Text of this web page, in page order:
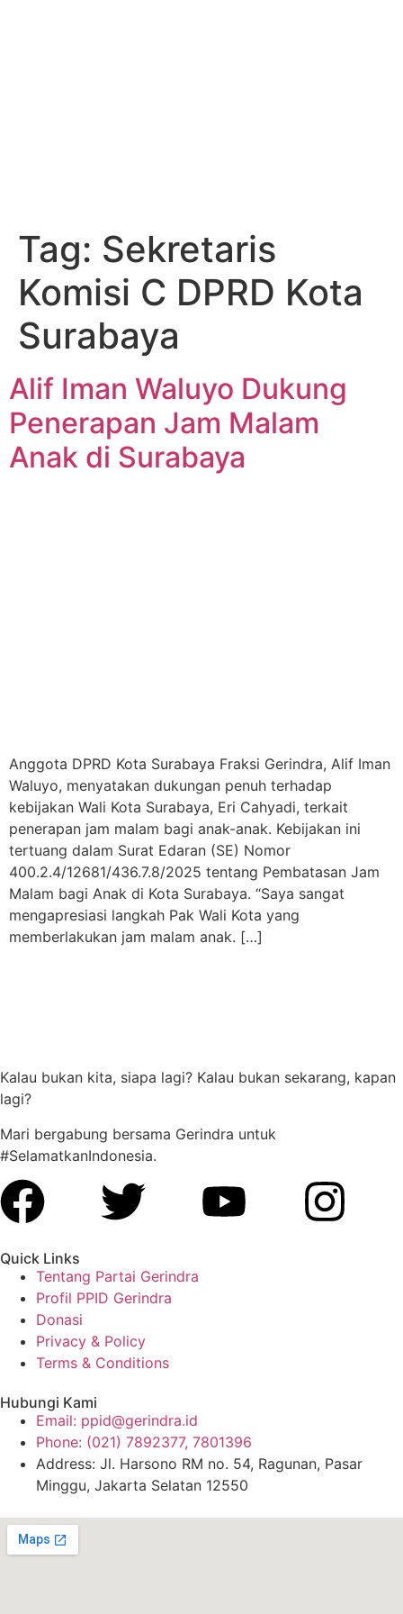
Tag: Sekretaris
Komisi C DPRD Kota
Surabaya
Alif Iman Waluyo Dukung
Penerapan Jam Malam
Anak di Surabaya
Anggota DPRD Kota Surabaya Fraksi Gerindra, Alif Iman
Waluyo, menyatakan dukungan penuh terhadap
kebijakan Wali Kota Surabaya, Eri Cahyadi, terkait
penerapan jam malam bagi anak-anak. Kebijakan ini
tertuang dalam Surat Edaran (SE) Nomor
400.2.4/12681/436.7.8/2025 tentang Pembatasan Jam
Malam bagi Anak di Kota Surabaya. “Saya sangat
mengapresiasi langkah Pak Wali Kota yang
memberlakukan jam malam anak. […]
Kalau bukan kita, siapa lagi? Kalau bukan sekarang, kapan
lagi?
Mari bergabung bersama Gerindra untuk
#SelamatkanIndonesia.
Quick Links
Tentang Partai Gerindra
Profil PPID Gerindra
Donasi
Privacy & Policy
Terms & Conditions
Hubungi Kami
Email: ppid@gerindra.id
Phone: (021) 7892377, 7801396
Address: Jl. Harsono RM no. 54, Ragunan, Pasar
Minggu, Jakarta Selatan 12550